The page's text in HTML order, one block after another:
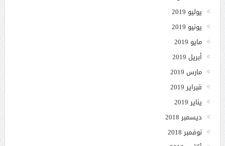
يوليو 2019
يونيو 2019
مايو 2019
أبريل 2019
مارس 2019
فبراير 2019
يناير 2019
ديسمبر 2018
نوفمبر 2018